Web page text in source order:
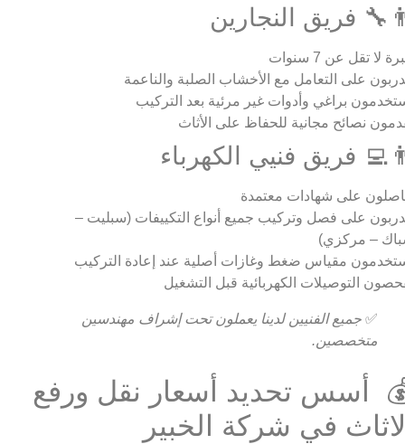
فريق النجارين
لا تقل عن 7 سنوات
على التعامل مع الأخشاب الصلبة والناعمة
براغي وأدوات غير مرئية بعد التركيب
نصائح مجانية للحفاظ على الأثاث
فريق فنيي الكهرباء
على شهادات معتمدة
على فصل وتركيب جميع أنواع التكييفات (سبليت –
– مركزي)
مقياس ضغط وغازات أصلية عند إعادة التركيب
التوصيلات الكهربائية قبل التشغيل
✅ جميع الفنيين لدينا يعملون تحت إشراف مهندسين
متخصصين.
أسس تحديد أسعار نقل ورفع
في شركة الخبير